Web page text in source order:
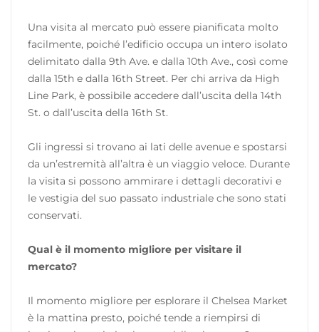
Una visita al mercato può essere pianificata molto
facilmente, poiché l’edificio occupa un intero isolato
delimitato dalla 9th Ave. e dalla 10th Ave., così come
dalla 15th e dalla 16th Street. Per chi arriva da High
Line Park, è possibile accedere dall’uscita della 14th
St. o dall’uscita della 16th St.
Gli ingressi si trovano ai lati delle avenue e spostarsi
da un’estremità all’altra è un viaggio veloce. Durante
la visita si possono ammirare i dettagli decorativi e
le vestigia del suo passato industriale che sono stati
conservati.
Qual è il momento migliore per visitare il
mercato?
Il momento migliore per esplorare il Chelsea Market
è la mattina presto, poiché tende a riempirsi di